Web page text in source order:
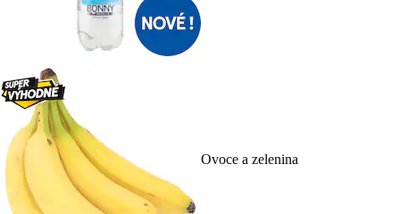
Ovoce a zelenina